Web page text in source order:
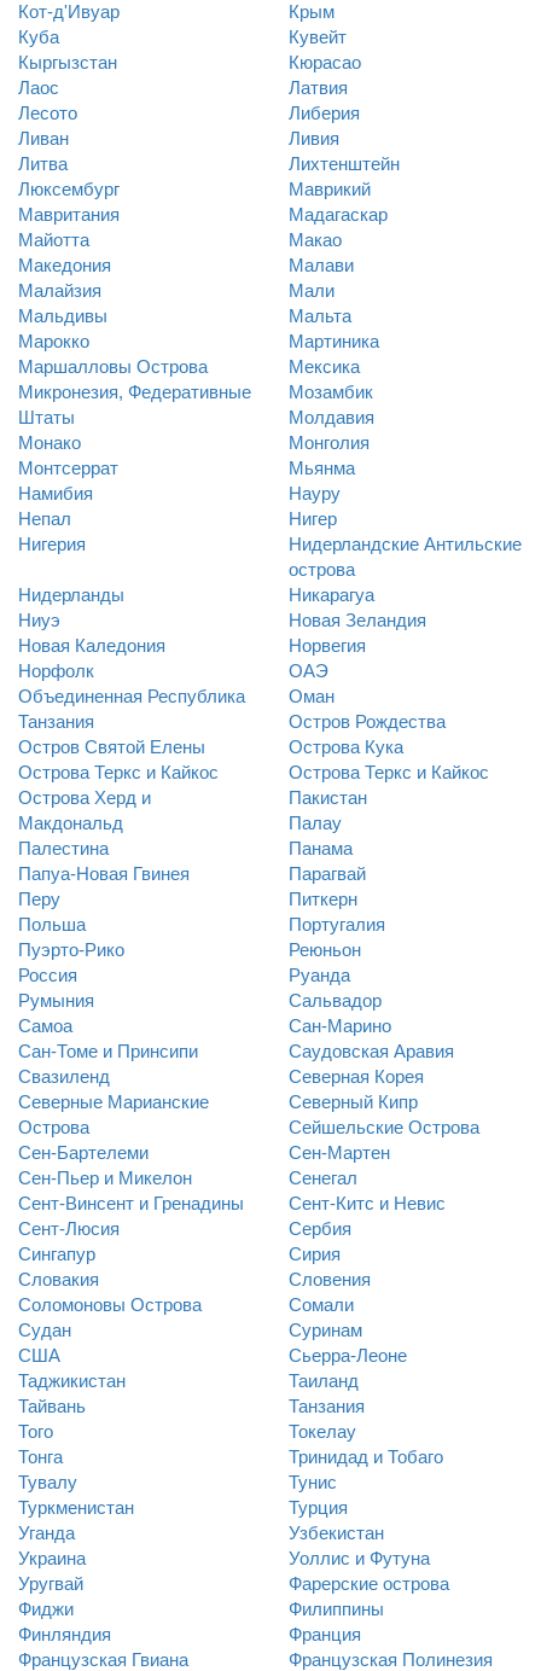
Кот-д'Ивуар
Крым
Куба
Кувейт
Кыргызстан
Кюрасао
Лаос
Латвия
Лесото
Либерия
Ливан
Ливия
Литва
Лихтенштейн
Люксембург
Маврикий
Мавритания
Мадагаскар
Майотта
Макао
Македония
Малави
Малайзия
Мали
Мальдивы
Мальта
Марокко
Мартиника
Маршалловы Острова
Мексика
Микронезия, Федеративные
Штаты
Мозамбик
Молдавия
Монако
Монголия
Монтсеррат
Мьянма
Намибия
Науру
Непал
Нигер
Нигерия
Нидерландские Антильские
острова
Нидерланды
Никарагуа
Ниуэ
Новая Зеландия
Новая Каледония
Норвегия
Норфолк
ОАЭ
Объединенная Республика
Танзания
Оман
Остров Рождества
Остров Святой Елены
Острова Кука
Острова Теркс и Кайкос
Острова Теркс и Кайкос
Острова Херд и
Макдональд
Пакистан
Палау
Палестина
Панама
Папуа-Новая Гвинея
Парагвай
Перу
Питкерн
Польша
Португалия
Пуэрто-Рико
Реюньон
Россия
Руанда
Румыния
Сальвадор
Самоа
Сан-Марино
Сан-Томе и Принсипи
Саудовская Аравия
Свазиленд
Северная Корея
Северные Марианские
Острова
Северный Кипр
Сейшельские Острова
Сен-Бартелеми
Сен-Мартен
Сен-Пьер и Микелон
Сенегал
Сент-Винсент и Гренадины
Сент-Китс и Невис
Сент-Люсия
Сербия
Сингапур
Сирия
Словакия
Словения
Соломоновы Острова
Сомали
Судан
Суринам
США
Сьерра-Леоне
Таджикистан
Таиланд
Тайвань
Танзания
Того
Токелау
Тонга
Тринидад и Тобаго
Тувалу
Тунис
Туркменистан
Турция
Уганда
Узбекистан
Украина
Уоллис и Футуна
Уругвай
Фарерские острова
Фиджи
Филиппины
Финляндия
Франция
Французская Гвиана
Французская Полинезия